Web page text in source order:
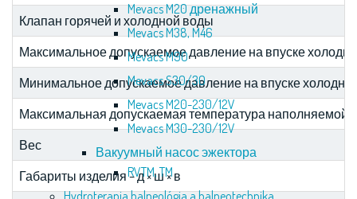
Mevacs M20 дренажный
Mevacs M38, M46
Mevacs M90
Mevacs S30/30
Mevacs M20-230/12V
Mevacs M30-230/12V
Вакуумный насос эжектора
RVTM, TM
Hydroterapia balneológia a balneotechnika
Клапан горячей и холодной воды
Максимальное допускаемое давление на впуске
Минимальное допускаемое давление на впуске
Максимальная допускаемая температура наполняемой
Вес
Габариты изделия – д × ш × в